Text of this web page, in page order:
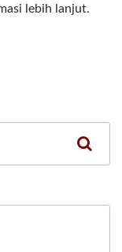
lebih lanjut.